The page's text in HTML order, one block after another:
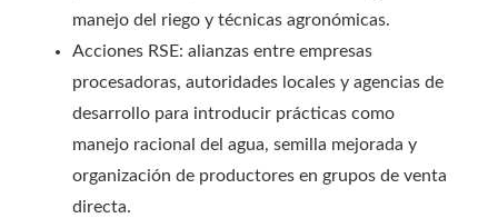
manejo del riego y técnicas agronómicas.
Acciones RSE: alianzas entre empresas
procesadoras, autoridades locales y agencias de
desarrollo para introducir prácticas como
manejo racional del agua, semilla mejorada y
organización de productores en grupos de venta
directa.